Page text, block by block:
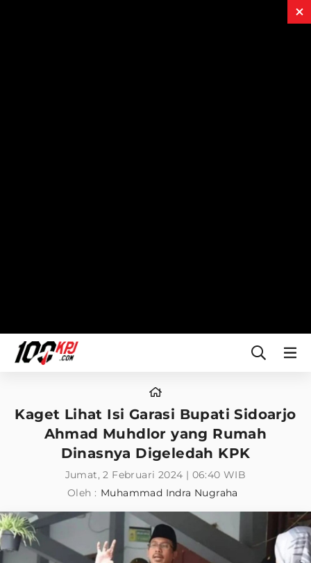
Kaget Lihat Isi Garasi Bupati Sidoarjo
Ahmad Muhdlor yang Rumah
Dinasnya Digeledah KPK
Jumat, 2 Februari 2024 | 06:40 WIB
Oleh : Muhammad Indra Nugraha